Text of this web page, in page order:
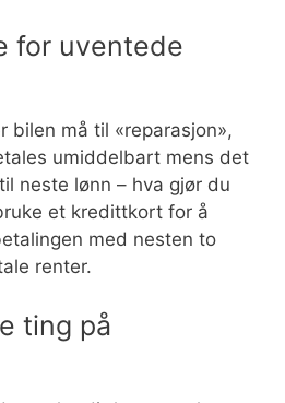
for uventede
bilen må til «reparasjon»,
umiddelbart mens det
neste lønn – hva gjør du
et kredittkort for å
med nesten to
renter.
ting på